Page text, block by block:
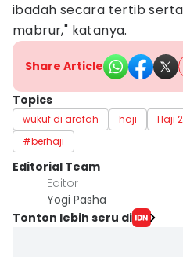
ibadah secara tertib
mabrur," katanya.
Share Article
Topics
wukuf di arafah haji Haji
#berhaji
Editorial Team
Editor
Yogi Pasha
Tonton lebih seru di